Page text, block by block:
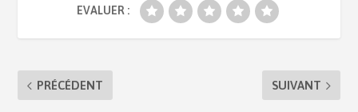
EVALUER :
PRÉCÉDENT SUIVANT